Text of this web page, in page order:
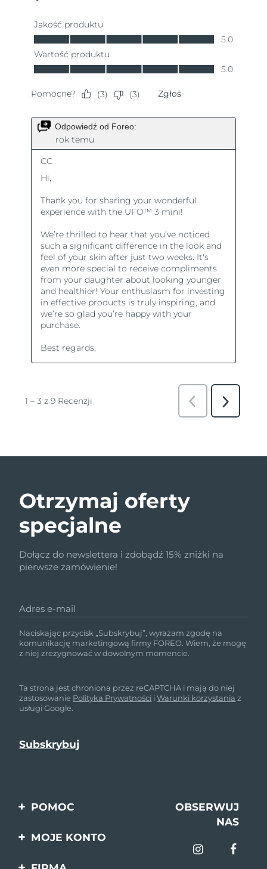
Otrzymaj oferty
specjalne
Dołącz do newslettera i zdobądź 15% zniżki na
pierwsze zamówienie!
Adres e-mail
Naciskając przycisk „Subskrybuj”, wyrażam zgodę na
komunikację marketingową firmy FOREO. Wiem, że mogę
z niej zrezygnować w dowolnym momencie.
Ta strona jest chroniona przez reCAPTCHA i mają do niej
zastosowanie Polityka Prywatności iWarunki korzystania z
usługi Google.
POMOC
Kontakt
OBSERWUJ
NAS
MOJE KONTO